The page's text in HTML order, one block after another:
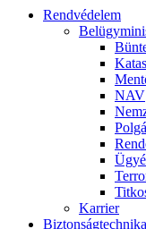
Rendvédelem
NAV
Karrier
Biztonságtechnika